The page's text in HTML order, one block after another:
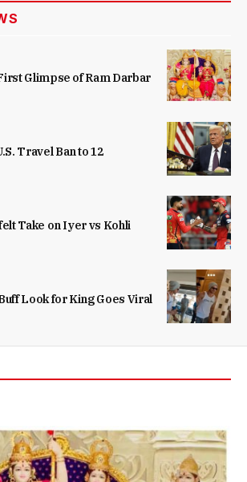
Glimpse of Ram Darbar
Travel Ban to 12
Take on Iyer vs Kohli
Buff Look for King Goes Viral